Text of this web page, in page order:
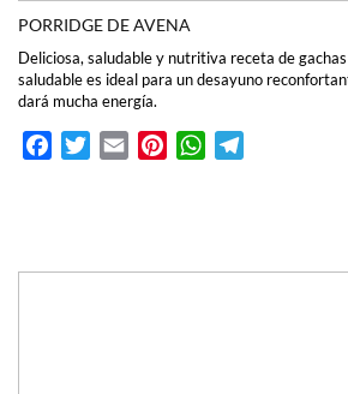
PORRIDGE DE AVENA
Deliciosa, saludable y nutritiva receta de
saludable es ideal para un desayuno
dará mucha energía.
FacebookTwitterEmail PinterestWhatsApp